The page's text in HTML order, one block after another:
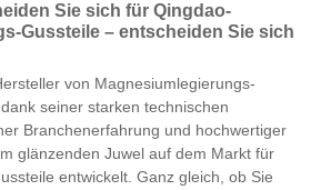
Sie sich für Qingdao-
Gussteile – entscheiden Sie sich
von Magnesiumlegierungs-
seiner starken technischen
Branchenerfahrung und hochwertiger
glänzenden Juwel auf dem Markt für
entwickelt. Ganz gleich, ob Sie